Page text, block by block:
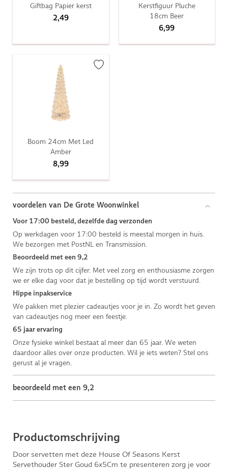
Giftbag Papier kerst
2,49
Kerstfiguur Pluche
18cm Beer
6,99
Boom 24cm Met Led
Amber
8,99
voordelen van De Grote Woonwinkel
Voor 17:00 besteld, dezelfde dag verzonden
Op werkdagen voor 17:00 besteld is meestal morgen in huis.
We bezorgen met PostNL en Transmission.
Beoordeeld met een 9,2
We zijn trots op dit cijfer. Met veel zorg en enthousiasme zorgen
we er elke dag voor dat je bestelling op tijd wordt verstuurd.
Hippe inpakservice
We pakken met plezier cadeautjes voor je in. Zo wordt het geven
van cadeautjes nog meer een feestje.
65 jaar ervaring
Onze fysieke winkel bestaat al meer dan 65 jaar. We weten
daardoor alles over onze producten. Wil je iets weten? Stel ons
gerust al je vragen.
beoordeeld met een 9,2
Productomschrijving
Door servetten met deze House Of Seasons Kerst
Servethouder Ster Goud 6x5Cm te presenteren zorg je voor